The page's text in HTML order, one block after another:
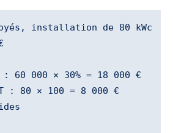
installation de 80 kWc
: 60 000 × 30% = 18 000 €
: 80 × 100 = 8 000 €